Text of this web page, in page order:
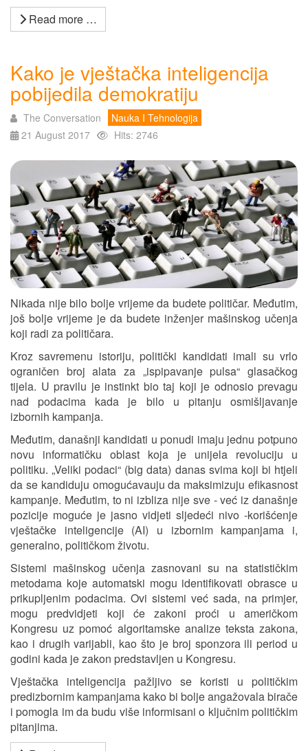
Read more …
Kako je vještačka inteligencija
pobijedila demokratiju
The Conversation
Nauka I Tehnologija
21 August 2017
Hits: 2746
Nikada nije bilo bolje vrijeme da budete političar. Međutim,
još bolje vrijeme je da budete inženjer mašinskog učenja
koji radi za političara.
Kroz savremenu istoriju, politički kandidati imali su vrlo
ograničen broj alata za „ispipavanje pulsa“ glasačkog
tijela. U pravilu je instinkt bio taj koji je odnosio prevagu
nad podacima kada je bilo u pitanju osmišljavanje
izbornih kampanja.
Međutim, današnji kandidati u ponudi imaju jednu potpuno
novu informatičku oblast koja je unijela revoluciju u
politiku. „Veliki podaci“ (big data) danas svima koji bi htjeli
da se kandiduju omogućavauju da maksimizuju efikasnost
kampanje. Međutim, to ni izbliza nije sve - već iz današnje
pozicije moguće je jasno vidjeti sljedeći nivo -korišćenje
vještačke inteligencije (AI) u izbornim kampanjama i,
generalno, političkom životu.
Sistemi mašinskog učenja zasnovani su na statističkim
metodama koje automatski mogu identifikovati obrasce u
prikupljenim podacima. Ovi sistemi već sada, na primjer,
mogu predvidjeti koji će zakoni proći u američkom
Kongresu uz pomoć algoritamske analize teksta zakona,
kao i drugih varijabli, kao što je broj sponzora ili period u
godini kada je zakon predstavljen u Kongresu.
Vještačka inteligencija pažljivo se koristi u političkim
predizbornim kampanjama kako bi bolje angažovala birače
i pomogla im da budu više informisani o ključnim političkim
pitanjima.